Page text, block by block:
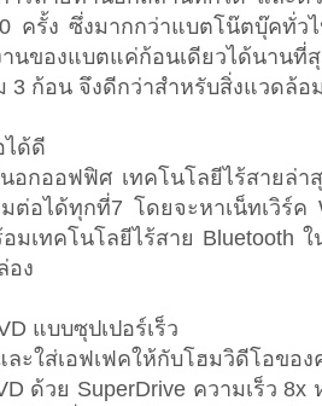
ครั้ง ซึ่งมากกว่าแบตโน๊ตบุ๊คทั่ว
านของแบตแค่ก้อนเดียวได้นา
3 ก้อน จึงดีกว่าสำหรับสิ่งแวดล้
ได้ดี
นอกออฟฟิศ เทคโนโลยีไร้สายล่
มต่อได้ทุกที่7 โดยจะหาเน็ทเวิร์
มเทคโนโลยีไร้สาย Bluetooth
อง
แบบซุปเปอร์เร็ว
ะใส่เอฟเฟคให้กับโฮมวิดีโอขอ
ด้วย SuperDrive ความเร็ว